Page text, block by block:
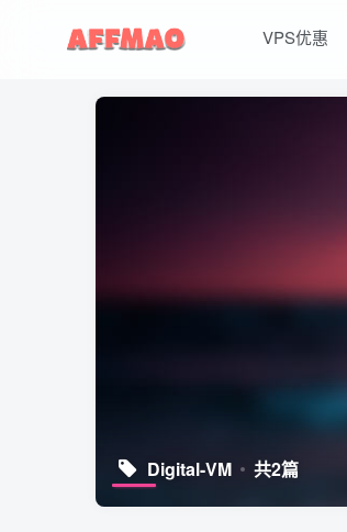
VPS优惠
Digital-VM 共2篇